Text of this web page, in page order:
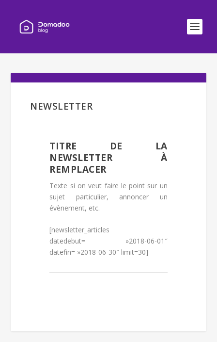
NEWSLETTER
TITRE DE LA
NEWSLETTER À
REMPLACER
Texte si on veut faire le point sur un
sujet particulier, annoncer un
évènement, etc.
[newsletter_articles
datedebut= »2018-06-01″
datefin= »2018-06-30″ limit=30]